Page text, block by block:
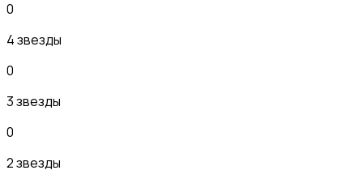
0
4 звезды
0
3 звезды
0
2 звезды